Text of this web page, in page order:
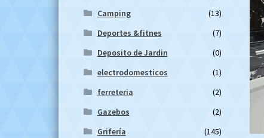
Camping
(13)
Deportes &fitnes
(7)
Deposito de Jardin
(0)
electrodomesticos
(1)
ferreteria
(2)
Gazebos
(2)
Grifería
(145)